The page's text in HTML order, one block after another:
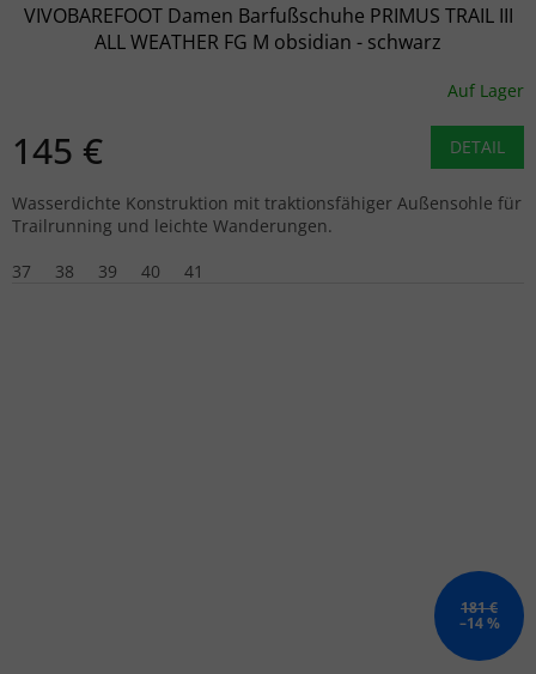
VIVOBAREFOOT Damen Barfußschuhe PRIMUS TRAIL III
ALL WEATHER FG M obsidian - schwarz
Auf Lager
145 € DETAIL
Wasserdichte Konstruktion mit traktionsfähiger Außensohle für
Trailrunning und leichte Wanderungen.
37
38 39 40 41
181 €
–14 %